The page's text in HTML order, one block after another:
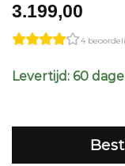
3.199,00
4
Levertijd: 60